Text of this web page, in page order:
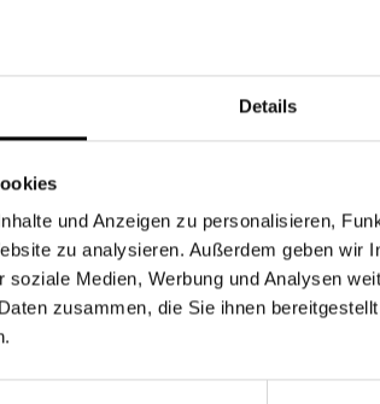
Details
und Anzeigen zu personalisieren,
zu analysieren. Außerdem geben wir
soziale Medien, Werbung und Analysen
zusammen, die Sie ihnen
Fonds FAQ